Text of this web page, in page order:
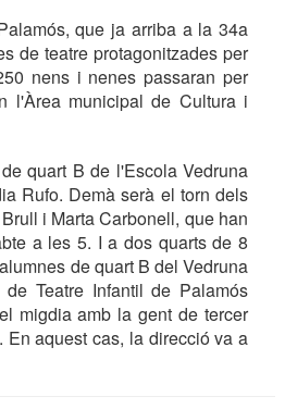
que ja arriba a la 34a
de teatre protagonitzades per
nens i nenes passaran per
l'Àrea municipal de Cultura i
quart B de l'Escola Vedruna
Rufo. Demà serà el torn dels
i Marta Carbonell, que han
a les 5. I a dos quarts de 8
de quart B del Vedruna
Teatre Infantil de Palamós
migdia amb la gent de tercer
aquest cas, la direcció va a